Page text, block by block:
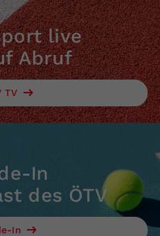
live
Abruf
TV
In
des ÖTV
In